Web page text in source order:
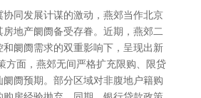
协同发展计谋的激动，燕郊当作北京
房地产阛阓备受存眷。近期，燕郊二
阛阓需求的双重影响下，呈现出新
方面，燕郊无间严格扩充限购、限贷
阓预期。部分区域对非腹地户籍购